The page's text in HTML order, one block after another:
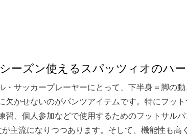
ーズン使えるスパッツィオのハ
・サッカープレーヤーにとって、下半身＝脚の
欠かせないのがパンツアイテムです。特にフッ
習、個人参加などで使用するためのフットサル
が主流になりつつあります。そして、機能性も